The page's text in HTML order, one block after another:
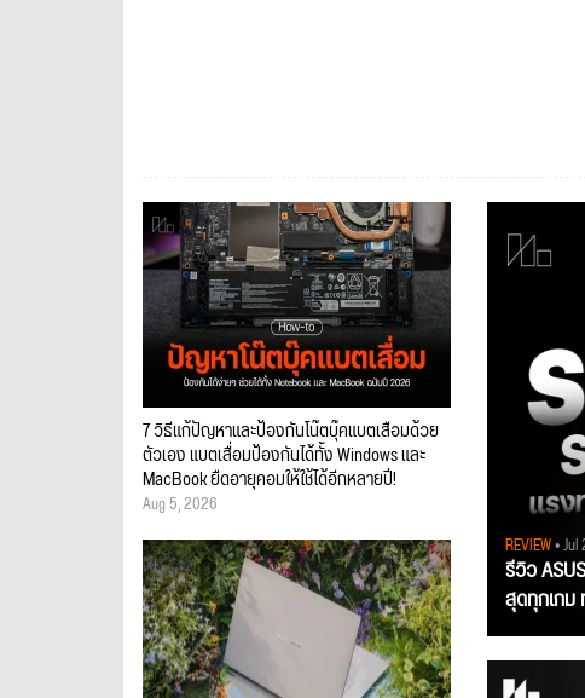
REVIEW•
รีวิว
สุดทุกเกม
7 วิธีแก้ปัญหาและป้องกันโน๊ตบุ๊คแบตเสื่อมด้วย
ตัวเอง แบตเสื่อมป้องกันได้ทั้ง Windows และ
MacBook ยืดอายุคอมให้ใช้ได้อีกหลายปี!
Aug 5, 2026